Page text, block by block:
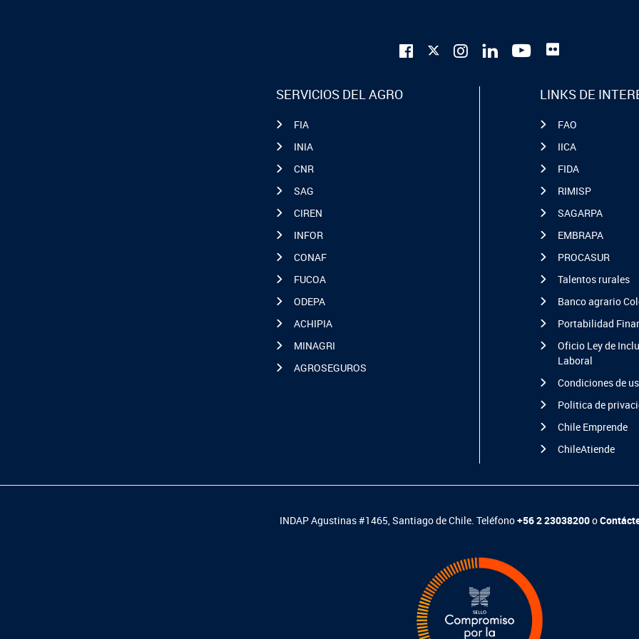
SERVICIOS DEL AGRO
FIA
INIA
CNR
SAG
CIREN
INFOR
CONAF
FUCOA
ODEPA
ACHIPIA
MINAGRI
AGROSEGUROS
LINKS DE
FAO
IICA
FIDA
RIMISP
SAGARPA
EMBRAPA
PROCASUR
Talentos rurales
Banco agrario
Portabilidad
Oficio Ley de
Laboral
Condiciones de
Politica de
Chile Emprende
ChileAtiende
INDAP Agustinas #1465, Santiago de Chile. Teléfono+56 2 23038200o